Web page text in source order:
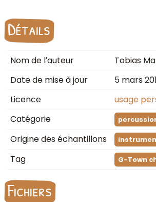
Détails
Nom de l′auteur
Tobias
Date de mise à jour
5 mars
Licence
usage
Catégorie
Origine des échantillons
Tag G-Town
Fichiers